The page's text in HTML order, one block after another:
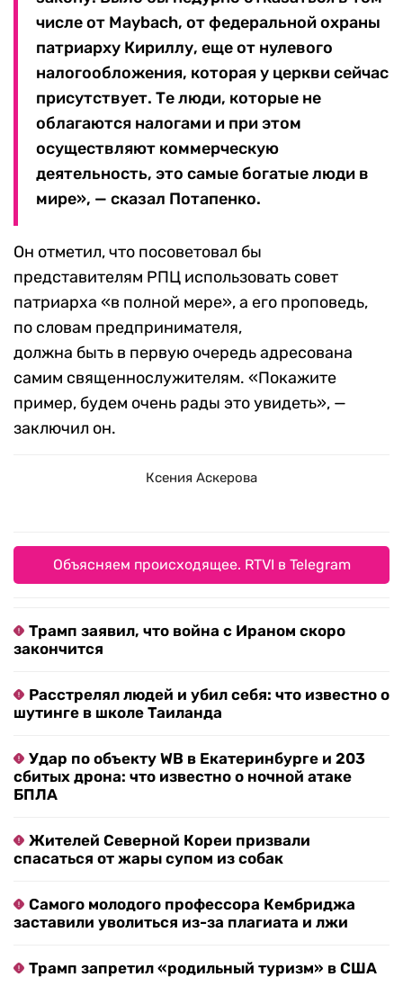
числе от Maybach, от федеральной охраны
патриарху Кириллу, еще от нулевого
налогообложения, которая у церкви сейчас
присутствует. Те люди, которые не
облагаются налогами и при этом
осуществляют коммерческую
деятельность, это самые богатые люди в
мире», — сказал Потапенко.
Он отметил, что посоветовал бы
представителям РПЦ использовать совет
патриарха «в полной мере», а его проповедь,
по словам предпринимателя,
должна быть в первую очередь адресована
самим священнослужителям. «Покажите
пример, будем очень рады это увидеть», —
заключил он.
Ксения Аскерова
Объясняем происходящее. RTVI в Telegram
Трамп заявил, что война с Ираном скоро
закончится
Расстрелял людей и убил себя: что известно о
шутинге в школе Таиланда
Удар по объекту WB в Екатеринбурге и 203
сбитых дрона: что известно о ночной атаке
БПЛА
Жителей Северной Кореи призвали
спасаться от жары супом из собак
Самого молодого профессора Кембриджа
заставили уволиться из-за плагиата и лжи
Трамп запретил «родильный туризм» в США